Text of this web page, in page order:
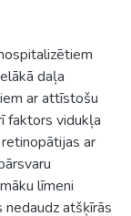
daļa
ar attīstošu
faktors vidukļa
ar
līmeni
atšķīrās